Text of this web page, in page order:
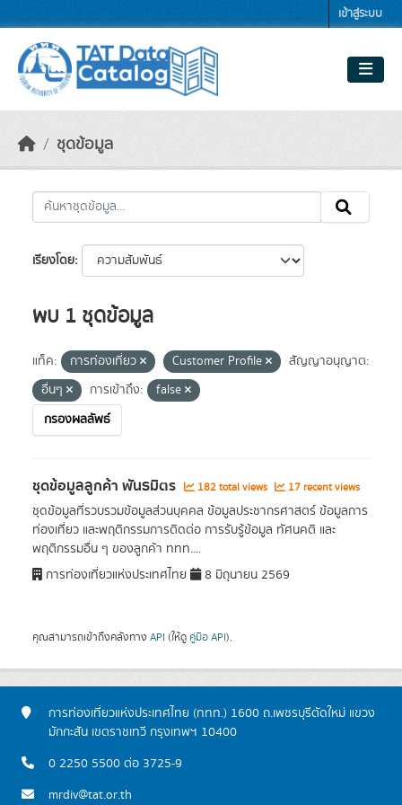
เข้าสู่ระบบ
ชุดข้อมูล
เรียงโดย
พบ 1 ชุดข้อมูล
แท็ค: การท่องเที่ยว Customer Profile
สัญญาอนุญาต:
อื่นๆ
การเข้าถึง:
false
กรองผลลัพธ์
ชุดข้อมูลลูกค้า พันธมิตร 182 total views 17 recent views
ชุดข้อมูลที่รวบรวมข้อมูลส่วนบุคคล ข้อมูลประชากรศาสตร์ ข้อมูลการ
ท่องเที่ยว และพฤติกรรมการติดต่อ การรับรู้ข้อมูล ทัศนคติ และ
พฤติกรรมอื่น ๆ ของลูกค้า ททท....
การท่องเที่ยวแห่งประเทศไทย
8 มิถุนายน 2569
คุณสามารถเข้าถึงคลังทาง API (ให้ดู คู่มือ API).
การท่องเที่ยวแห่งประเทศไทย (ททท.) 1600 ถ.เพชรบุรีตัดใหม่ แขวง
มักกะสัน เขตราชเทวี กรุงเทพฯ 10400
0 2250 5500 ต่อ 3725-9
mrdiv@tat.or.th